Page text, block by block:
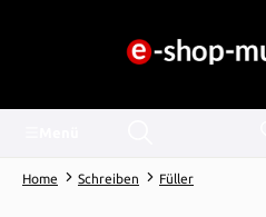
Home Schreiben Füller